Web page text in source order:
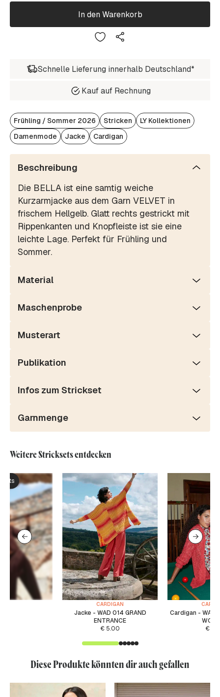
In den Warenkorb
Schnelle Lieferung innerhalb Deutschland*
Kauf auf Rechnung
Frühling / Sommer 2026 Stricken
LY Kollektionen
Damenmode
Jacke Cardigan
Beschreibung
Die BELLA ist eine samtig weiche
Kurzarmjacke aus dem Garn VELVET in
frischem Hellgelb. Glatt rechts gestrickt mit
Rippenkanten und Knopfleiste ist sie eine
leichte Lage. Perfekt für Frühling und
Sommer.
Material
Maschenprobe
Musterart
Publikation
Infos zum Strickset
Garnmenge
Weitere Stricksets entdecken
CARDIGAN
Jacke - WAD 014 GRAND
ENTRANCE
€ 5.00
Cardigan - WAD
€
Diese Produkte könnten dir auch gefallen